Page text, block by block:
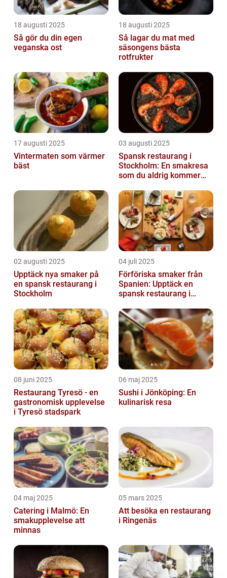
18 augusti 2025
Så gör du din egen
veganska ost
18 augusti 2025
Så lagar du mat med
säsongens bästa
rotfrukter
17 augusti 2025
Vintermaten som värmer
bäst
03 augusti 2025
Spansk restaurang i
Stockholm: En smakresa
som du aldrig kommer
02 augusti 2025
Upptäck nya smaker på
en spansk restaurang i
Stockholm
04 juli 2025
Förföriska smaker från
Spanien: Upptäck en
spansk restaurang i
08 juni 2025
Restaurang Tyresö - en
gastronomisk upplevelse
i Tyresö stadspark
06 maj 2025
Sushi i Jönköping: En
kulinarisk resa
04 maj 2025
Catering i Malmö: En
smakupplevelse att
minnas
05 mars 2025
Att besöka en restaurang
i Ringenäs